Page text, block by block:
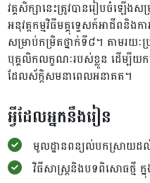
វគ្គសិក្សានេះត្រូវបានរៀបចំឡើង
អនុវត្តកម្មវិធីមគ្គុទ្ទេសក៍អាជីពនិងក
សម្រាប់កម្រិតថ្នាក់ទី៨។ តាមរយ
បុគ្គលិកលក្ខណៈរបស់ខ្លួន ដើម្បីយក
ដែលស័ក្តិសមនាពេលអនាគត។
អ្វីដែលអ្នកនឹងរៀន
មូលដ្ឋានពន្យល់បកស្រាយដល់
វិធីសាស្រ្តនិងបទពិសោធថ្មី ក្នុង